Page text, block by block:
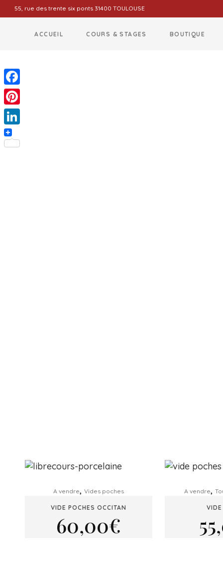
55, rue des trente six ponts 31400 TOULOUSE
ACCUEIL COURS & STAGES BOUTIQUE
A vendre,Vides poches
VIDE POCHES OCCITAN
60,00€
A vendre,
Facebook
Pinterest
LinkedIn